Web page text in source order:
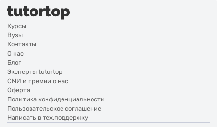
Курсы
Вузы
Контакты
О нас
Блог
Эксперты tutortop
СМИ и премии о нас
Оферта
Политика конфиденциальности
Пользовательское соглашение
Написать в тех.поддержку